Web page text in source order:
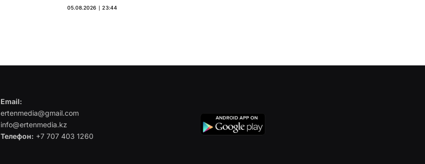
05.08.2026 ∣ 23:44
Email:
ertenmedia@gmail.com
info@ertenmedia.kz
Телефон: +7 707 403 1260